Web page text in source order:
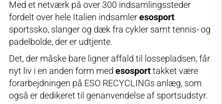
Med et netværk på over 300 indsamlingssteder
fordelt over hele Italien indsamleresosport
sportssko, slanger og dæk fra cykler samt tennis- og
padelbolde, der er udtjente.
Det, der måske bare ligner affald til lossepladsen, får
nyt liv i en anden form med esosporttakket være
forarbejdningen på ESO RECYCLINGs anlæg, som
også er dedikeret til genanvendelse af sportsudstyr.